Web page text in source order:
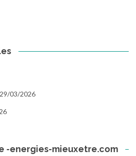
03/2026
-energies-mieuxetre.com